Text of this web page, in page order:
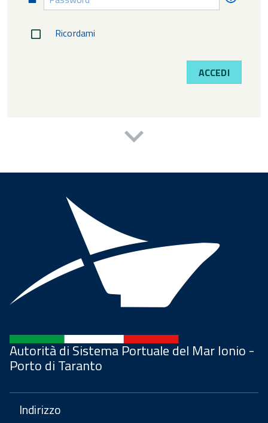
Ricordami
ACCEDI
Autorità di Sistema Portuale del Mar Ionio -
Porto di Taranto
Indirizzo